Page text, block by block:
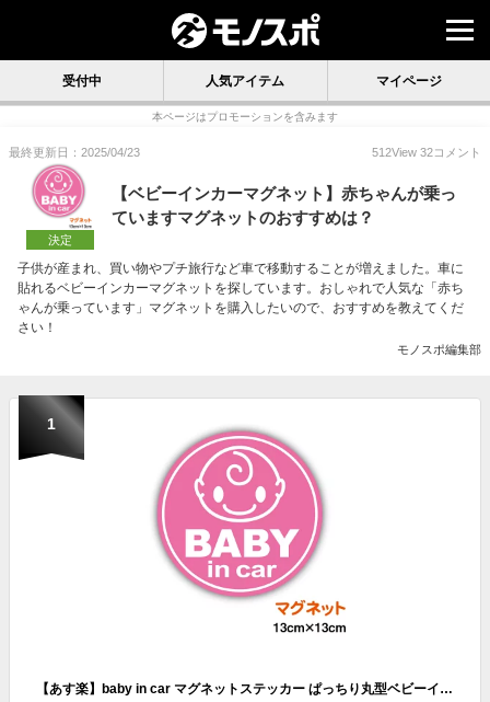
受付中 人気アイテム マイページ
本ページはプロモーションを含みます
最終更新日：2025/04/23 512View 32コメント
決定
【ベビーインカーマグネット】赤ちゃんが乗っ
ていますマグネットのおすすめは？
子供が産まれ、買い物やプチ旅行など車で移動することが増えました。車に
貼れるベビーインカーマグネットを探しています。おしゃれで人気な「赤ち
ゃんが乗っています」マグネットを購入したいので、おすすめを教えてくだ
さい！
モノスポ編集部
1
【あす楽】baby in car マグネットステッカー ぱっちり丸型ベビーインカー 赤ちゃんが乗っています シール 孫 贈り物 出産祝い プレゼント 表示 サイン 煽り防止 安全運転 グッズ 赤ちゃんが乗ってます キャラクター 車 かわいい 楽天 通販【文字変更対象商品】